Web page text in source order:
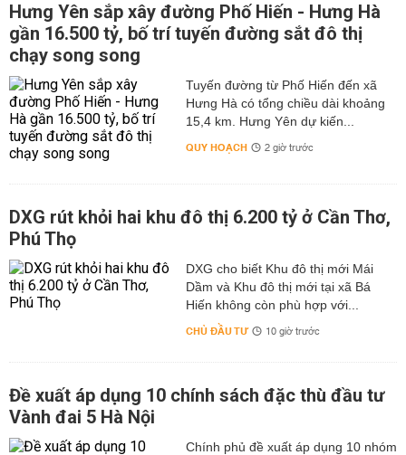
Hưng Yên sắp xây đường Phố Hiến - Hưng Hà
gần 16.500 tỷ, bố trí tuyến đường sắt đô thị
chạy song song
Tuyến đường từ Phố Hiến đến xã
Hưng Hà có tổng chiều dài khoảng
15,4 km. Hưng Yên dự kiến...
QUY HOẠCH 2 giờ trước
DXG rút khỏi hai khu đô thị 6.200 tỷ ở Cần Thơ,
Phú Thọ
DXG cho biết Khu đô thị mới Mái
Dầm và Khu đô thị mới tại xã Bá
Hiến không còn phù hợp với...
CHỦ ĐẦU TƯ 10 giờ trước
Đề xuất áp dụng 10 chính sách đặc thù đầu tư
Vành đai 5 Hà Nội
Chính phủ đề xuất áp dụng 10 nhóm